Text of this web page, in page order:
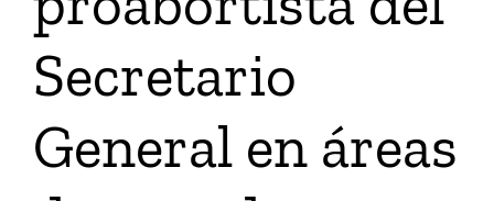
Boletín Electrónico
Media
Secretario
General en áreas